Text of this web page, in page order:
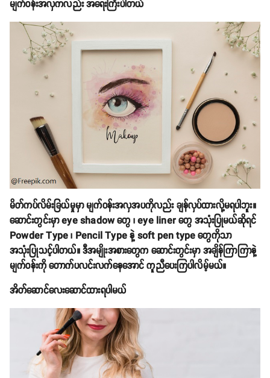
မျက်ဝန်းအလှကလည်း အရေးကြီးပါတယ်
မိတ်ကပ်လိမ်းခြယ်မှုမှာ မျက်ဝန်းအလှအပကိုလည်း ချန်လှပ်ထားလို့မရပါဘူး။
ဆောင်းတွင်းမှာ eye shadow တွေ ၊ eye liner တွေ အသုံးပြုမယ်ဆိုရင်
Powder Type ၊ Pencil Type နဲ့ soft pen type တွေကိုသာ
အသုံးပြုသင့်ပါတယ်။ ဒီအမျိုးအစားတွေက ဆောင်းတွင်းမှာ အချိန်ကြာကြာနဲ့
မျက်ဝန်းကို တောက်ပလင်းလက်နေအောင် ကူညီပေးကြပါလိမ့်မယ်။
အိတ်ဆောင်လေးဆောင်ထားရပါမယ်